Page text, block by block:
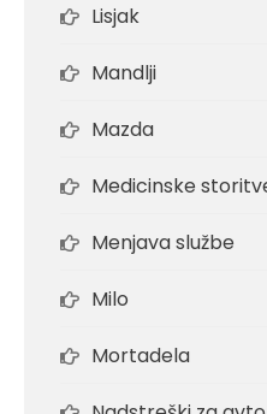
Lisjak
Mandlji
Mazda
Medicinske
Menjava službe
Milo
Mortadela